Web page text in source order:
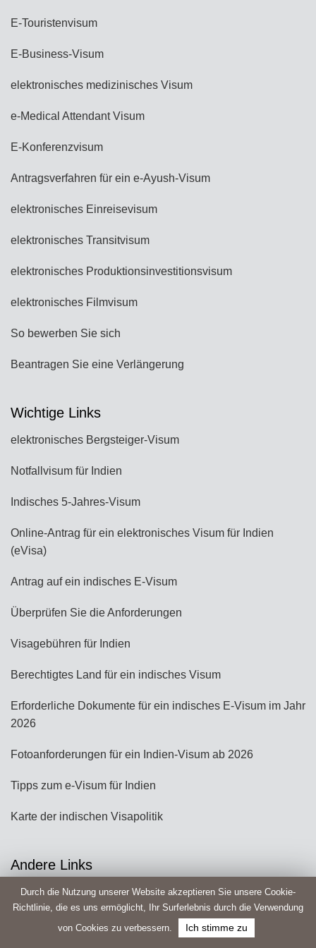
E-Touristenvisum
E-Business-Visum
elektronisches medizinisches Visum
e-Medical Attendant Visum
E-Konferenzvisum
Antragsverfahren für ein e-Ayush-Visum
elektronisches Einreisevisum
elektronisches Transitvisum
elektronisches Produktionsinvestitionsvisum
elektronisches Filmvisum
So bewerben Sie sich
Beantragen Sie eine Verlängerung
Wichtige Links
elektronisches Bergsteiger-Visum
Notfallvisum für Indien
Indisches 5-Jahres-Visum
Online-Antrag für ein elektronisches Visum für Indien
(eVisa)
Antrag auf ein indisches E-Visum
Überprüfen Sie die Anforderungen
Visagebühren für Indien
Berechtigtes Land für ein indisches Visum
Erforderliche Dokumente für ein indisches E-Visum im Jahr
2026
Fotoanforderungen für ein Indien-Visum ab 2026
Tipps zum e-Visum für Indien
Karte der indischen Visapolitik
Andere Links
Verfolgen Sie den Visumantrag
Füllen Sie den teilweise ausgefüllten Antrag aus
Durch die Nutzung unserer Website akzeptieren Sie unsere Cookie-
Richtlinie, die es uns ermöglicht, Ihr Surferlebnis durch die Verwendung
von Cookies zu verbessern.
Ich stimme zu